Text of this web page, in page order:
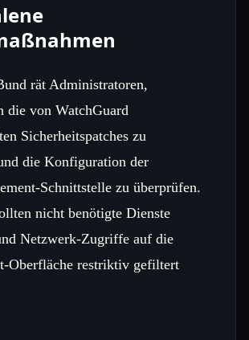
rät Administratoren,
die von WatchGuard
Sicherheitspatches zu
die Konfiguration der
zu überprüfen.
nicht benötigte Dienste
Netzwerk‑Zugriffe auf die
restriktiv gefiltert